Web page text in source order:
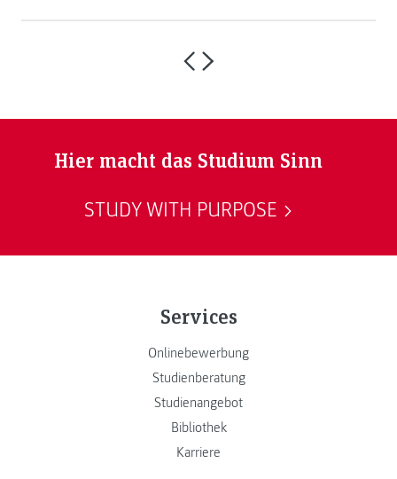
Hier macht das Studium Sinn
STUDY WITH PURPOSE
Services
Onlinebewerbung
Studienberatung
Studienangebot
Bibliothek
Karriere